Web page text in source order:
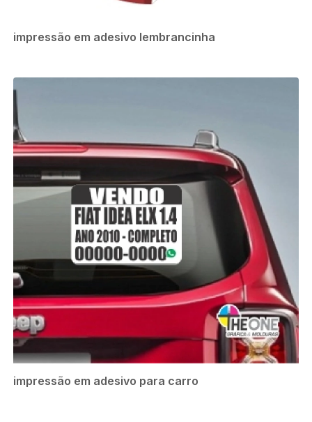
impressão em adesivo lembrancinha
impressão em adesivo para carro